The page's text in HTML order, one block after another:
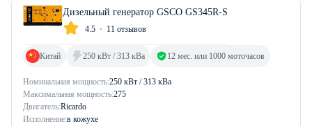
Дизельный генератор GSCO GS345R-S
4.5 11 отзывов
Номинальная мощность:250 кВт / 313 кВа
Максимальная мощность:275
Двигатель:Ricardo
Исполнение:в кожухе
Китай 250 кВт / 313 кВа 12 мес. или 1000 моточасов